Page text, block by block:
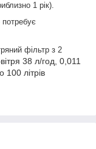
1 рік).
потребує
фільтр з 2
38 л/год, 0,011
літрів